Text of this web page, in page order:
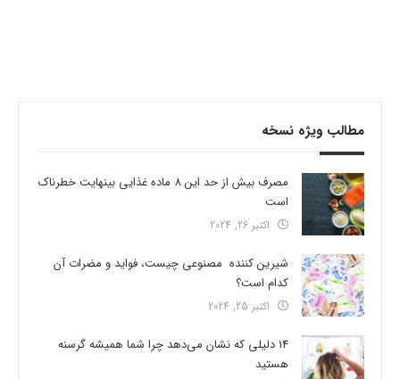
مطالب ویژه نسخه
مصرف بیش از حد این 8 ماده غذایی بینهایت خطرناک
است
اکتبر 26, 2024
شیرین کننده مصنوعی چیست، فواید و مضرات آن
کدام است؟
اکتبر 25, 2024
14 دلیلی که نشان می‌دهد چرا شما همیشه گرسنه
هستید